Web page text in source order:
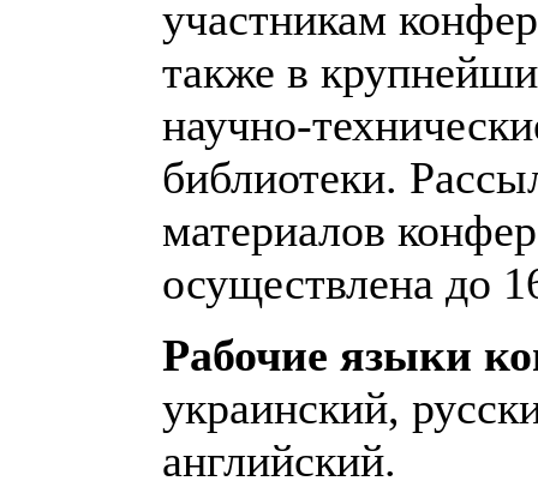
участникам
также в
научно-
библиотеки.
материалов
осуществлена до
Рабочие языки
украинский,
английский.